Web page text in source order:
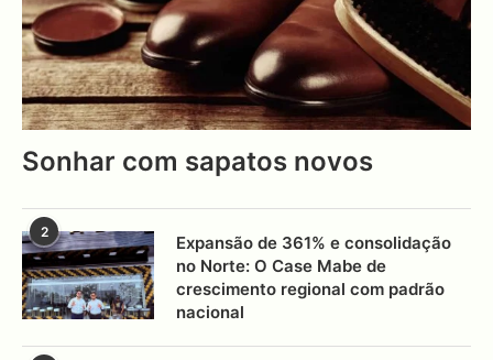
Sonhar com sapatos novos
2
Expansão de 361% e consolidação
no Norte: O Case Mabe de
crescimento regional com padrão
nacional